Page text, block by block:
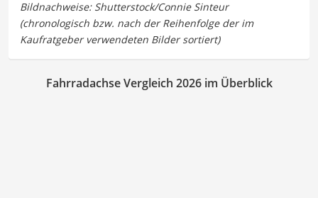
Fahrradachse Vergleich 2026 im Überblick